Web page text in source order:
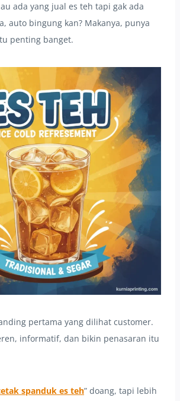
ada yang jual es teh tapi gak ada
auto bingung kan? Makanya, punya
penting banget.
pertama yang dilihat customer.
informatif, dan bikin penasaran itu
spanduk es teh” doang, tapi lebih